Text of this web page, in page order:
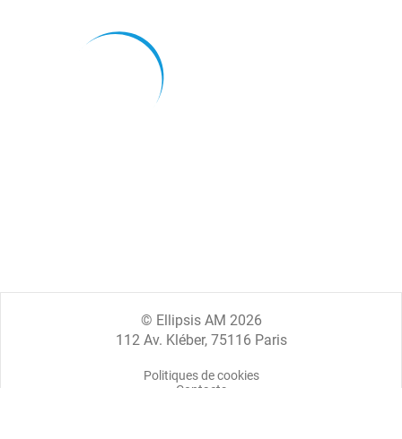
© Ellipsis AM 2026
112 Av. Kléber, 75116 Paris
Politiques de cookies
Contacts